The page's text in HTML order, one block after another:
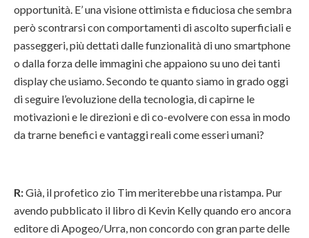
opportunità. E’ una visione ottimista e fiduciosa che sembra
però scontrarsi con comportamenti di ascolto superficiali e
passeggeri, più dettati dalle funzionalità di uno smartphone
o dalla forza delle immagini che appaiono su uno dei tanti
display che usiamo. Secondo te quanto siamo in grado oggi
di seguire l’evoluzione della tecnologia, di capirne le
motivazioni e le direzioni e di co-evolvere con essa in modo
da trarne benefici e vantaggi reali come esseri umani?
R:Già, il profetico zio Tim meriterebbe una ristampa. Pur
avendo pubblicato il libro di Kevin Kelly quando ero ancora
editore di Apogeo/Urra, non concordo con gran parte delle